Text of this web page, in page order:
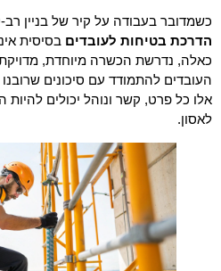
כשמדובר בעבודה על קיר של בניין
הדרכת בטיחות לעובדים בסיסית
כאלה, נדרשת הכשרה מיוחדת,
העובדים להתמודד עם סיכונים
אלו כל פרט, קשר ונוהל יכולים להיות
לאסון.